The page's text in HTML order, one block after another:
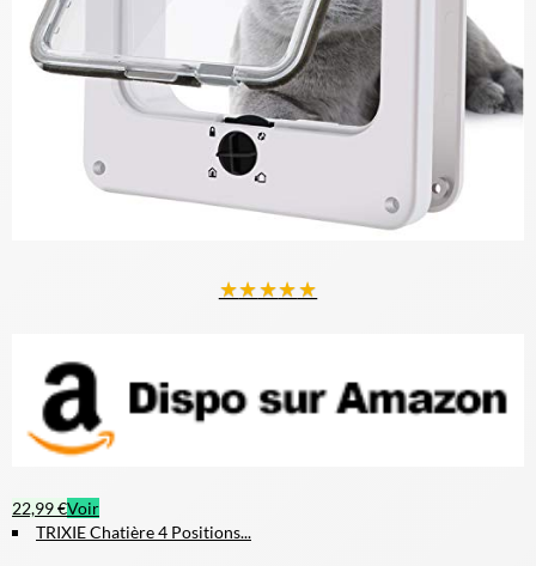
★★★★★
22,99 €Voir
TRIXIE Chatière 4 Positions...